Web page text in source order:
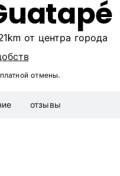
от центра города
отмены.
отзывы